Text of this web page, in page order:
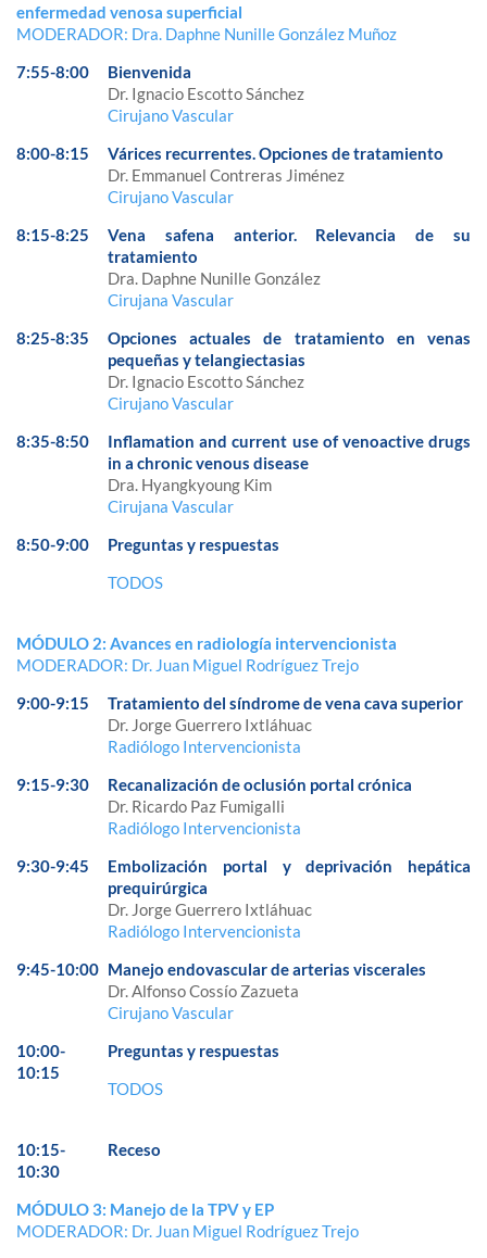
enfermedad venosa superficial
MODERADOR: Dra. Daphne Nunille González Muñoz
7:55-8:00
Bienvenida
Dr. Ignacio Escotto Sánchez
Cirujano Vascular
8:00-8:15
Várices recurrentes. Opciones de tratamiento
Dr. Emmanuel Contreras Jiménez
Cirujano Vascular
8:15-8:25
Vena safena anterior. Relevancia de su
tratamiento
Dra. Daphne Nunille González
Cirujana Vascular
8:25-8:35
Opciones actuales de tratamiento en venas
pequeñas y telangiectasias
Dr. Ignacio Escotto Sánchez
Cirujano Vascular
8:35-8:50
Inflamation and current use of venoactive drugs
in a chronic venous disease
Dra. Hyangkyoung Kim
Cirujana Vascular
8:50-9:00
Preguntas y respuestas
TODOS
MÓDULO 2: Avances en radiología intervencionista
MODERADOR: Dr. Juan Miguel Rodríguez Trejo
9:00-9:15
Tratamiento del síndrome de vena cava superior
Dr. Jorge Guerrero Ixtláhuac
Radiólogo Intervencionista
9:15-9:30
Recanalización de oclusión portal crónica
Dr. Ricardo Paz Fumigalli
Radiólogo Intervencionista
9:30-9:45
Embolización portal y deprivación hepática
prequirúrgica
Dr. Jorge Guerrero Ixtláhuac
Radiólogo Intervencionista
9:45-10:00 Manejo endovascular de arterias viscerales
Dr. Alfonso Cossío Zazueta
Cirujano Vascular
10:00-
10:15
Preguntas y respuestas
TODOS
10:15-
10:30
Receso
MÓDULO 3: Manejo de la TPV y EP
MODERADOR: Dr. Juan Miguel Rodríguez Trejo